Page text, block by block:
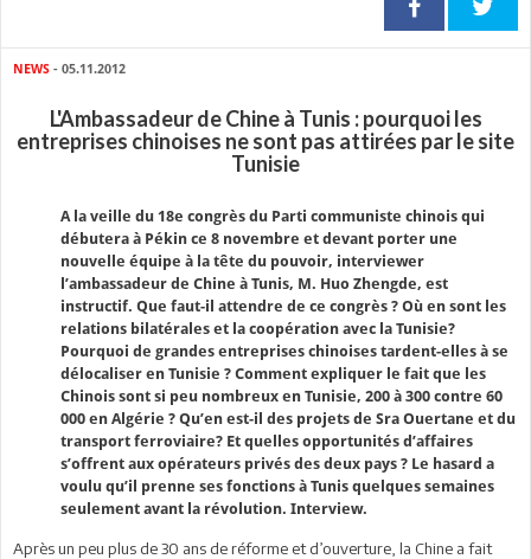
NEWS - 05.11.2012
L'Ambassadeur de Chine à Tunis : pourquoi les
entreprises chinoises ne sont pas attirées par le site
Tunisie
A la veille du 18e congrès du Parti communiste chinois qui
débutera à Pékin ce 8 novembre et devant porter une
nouvelle équipe à la tête du pouvoir, interviewer
l’ambassadeur de Chine à Tunis, M. Huo Zhengde, est
instructif. Que faut-il attendre de ce congrès ? Où en sont les
relations bilatérales et la coopération avec la Tunisie?
Pourquoi de grandes entreprises chinoises tardent-elles à se
délocaliser en Tunisie ? Comment expliquer le fait que les
Chinois sont si peu nombreux en Tunisie, 200 à 300 contre 60
000 en Algérie ? Qu’en est-il des projets de Sra Ouertane et du
transport ferroviaire? Et quelles opportunités d’affaires
s’offrent aux opérateurs privés des deux pays ? Le hasard a
voulu qu’il prenne ses fonctions à Tunis quelques semaines
seulement avant la révolution. Interview.
Après un peu plus de 30 ans de réforme et d’ouverture, la Chine a fait